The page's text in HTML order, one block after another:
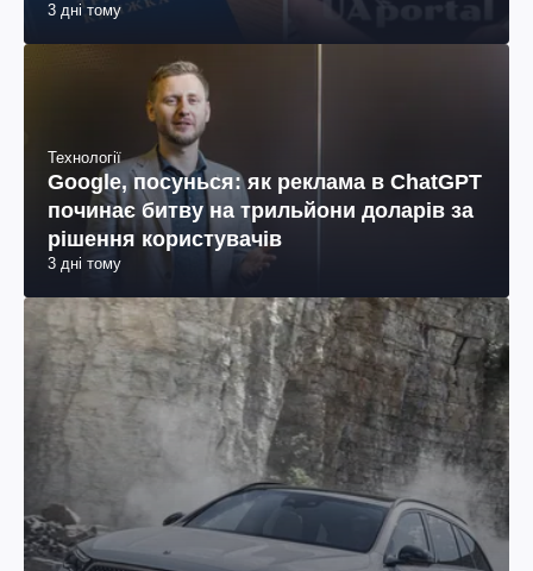
3 дні тому
Технології
Google, посунься: як реклама в ChatGPT
починає битву на трильйони доларів за
рішення користувачів
3 дні тому